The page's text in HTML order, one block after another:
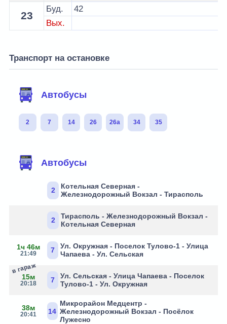
23
Буд.
42
Вых.
Транспорт на остановке
Автобусы
2 7 14 26 26а 34 35
Автобусы
2
Котельная Северная -
Железнодорожный Вокзал - Тирасполь
2
Тирасполь - Железнодорожный Вокзал -
Котельная Северная
1ч 46м
21:49 7
Ул. Окружная - Поселок Тулово-1 - Улица
Чапаева - Ул. Сельская
15м
20:18
в гараж
7
Ул. Сельская - Улица Чапаева - Поселок
Тулово-1 - Ул. Окружная
38м
20:41 14
Микрорайон Медцентр -
Железнодорожный Вокзал - Посёлок
Лужесно